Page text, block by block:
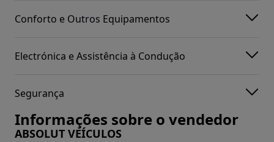
Conforto e Outros Equipamentos
Electrónica e Assistência à Condução
Segurança
Informações sobre o vendedor
ABSOLUT VEÍCULOS